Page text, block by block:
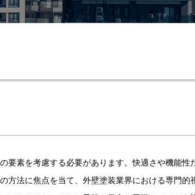
要素を考慮する必要があります。快適さや機能性
方法に焦点を当て、外壁塗装業界における専門的